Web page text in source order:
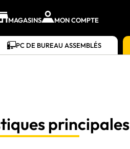
MAGASINS MON COMPTE
PC DE BUREAU ASSEMBLÉS
principales